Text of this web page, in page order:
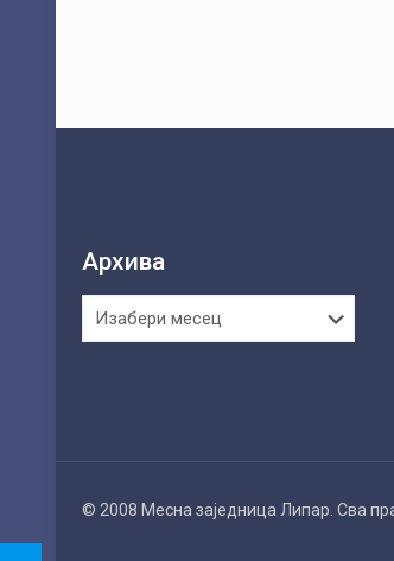
Архива
Архива
© 2008 Месна заједница Липар. Сва